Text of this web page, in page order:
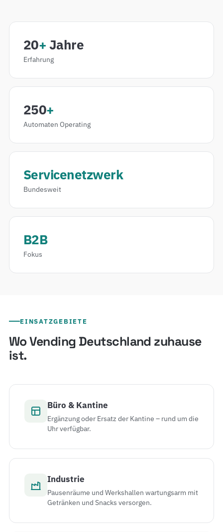
20+ Jahre
Erfahrung
250+
Automaten Operating
Servicenetzwerk
Bundesweit
B2B
Fokus
EINSATZGEBIETE
Wo Vending Deutschland zuhause
ist.
Büro & Kantine
Ergänzung oder Ersatz der Kantine – rund um die
Uhr verfügbar.
Industrie
Pausenräume und Werkshallen wartungsarm mit
Getränken und Snacks versorgen.